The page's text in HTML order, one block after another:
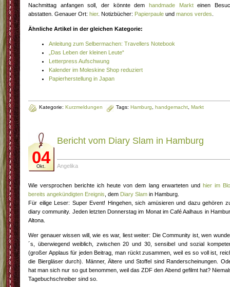
Nachmittag anfangen soll, der könnte dem handmade Markteinen
abstatten. Genauer Ort: hier. Notizbücher: Papierpaule und manos verdes
Ähnliche Artikel in der gleichen Kategorie:
Anleitung zum Selbermachen: Travellers Notebook
„Das Leben der kleinen Leute“
Letterpress Aufschwung
Kalender im Moleskine Shop reduziert
Papierherstellung in Japan
Kategorie: Kurzmeldungen Tags: Hamburg handgemacht Markt
04
Okt.
Bericht vom Diary Slam in Hamburg
Angelika
Wie versprochen berichte ich heute von dem lang erwarteten und hier im
bereits angekündigten Ereignis , dem Diary Slam in Hamburg.
Für eilige Leser: Super Event! Hingehen, sich amüsieren und dazu gehören
diary community. Jeden letzten Donnerstag im Monat im Café Aalhaus in
Altona.
Wer genauer wissen will, wie es war, liest weiter: Die Community ist, wen
´s, überwiegend weiblich, zwischen 20 und 30, sensibel und sozial
(großer Applaus für jeden Beitrag, man rückt zusammen, weil es so voll ist,
die Biergläser durch). Männer, Ältere und Stoffel sind Randerscheinungen.
hat man sich nur so gut benommen, weil das ZDF den Abend gefilmt hat?
Tagebuchschreiber sind so.